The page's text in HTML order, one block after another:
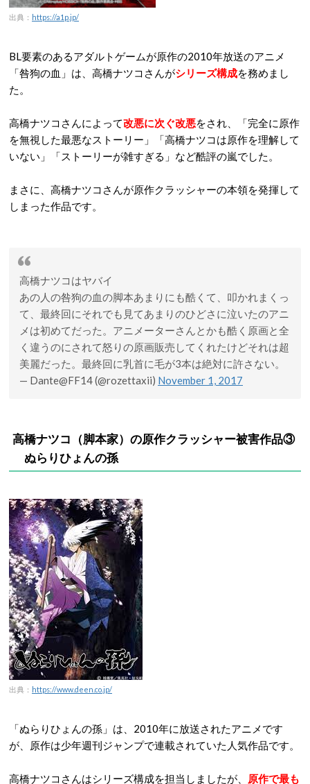
出典： https://a1p.jp/
BL要素のあるアダルトゲームが原作の2010年放送のアニメ
「咎狗の血」は、高橋ナツコさんがシリーズ構成を務めまし
た。
高橋ナツコさんによって改悪に次ぐ改悪をされ、「完全に原作
を無視した最悪なストーリー」「高橋ナツコは原作を理解して
いない」「ストーリーが雑すぎる」など酷評の嵐でした。
まさに、高橋ナツコさんが原作クラッシャーの本領を発揮して
しまった作品です。
高橋ナツコはヤバイ
あの人の咎狗の血の脚本あまりにも酷くて、叩かれまくっ
て、最終回にそれでも見てあまりのひどさに泣いたのアニ
メは初めてだった。アニメーターさんとかも酷く原画と全
く違うのにされて怒りの原画販売してくれたけどそれは超
美麗だった。最終回に乳首に毛が3本は絶対に許さない。
— Dante@FF14 (@rozettaxii) November 1, 2017
高橋ナツコ（脚本家） の原作クラッシャー被害作品③
ぬらりひょんの孫
出典： https://www.deen.co.jp/
「ぬらりひょんの孫」は、2010年に放送されたアニメです
が、原作は少年週刊ジャンプで連載されていた人気作品です。
高橋ナツコさんはシリーズ構成を担当しましたが、 原作で最も